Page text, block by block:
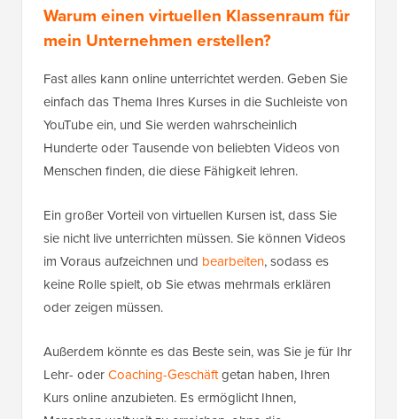
Warum einen virtuellen Klassenraum für
mein Unternehmen erstellen?
Fast alles kann online unterrichtet werden. Geben Sie
einfach das Thema Ihres Kurses in die Suchleiste von
YouTube ein, und Sie werden wahrscheinlich
Hunderte oder Tausende von beliebten Videos von
Menschen finden, die diese Fähigkeit lehren.
Ein großer Vorteil von virtuellen Kursen ist, dass Sie
sie nicht live unterrichten müssen. Sie können Videos
im Voraus aufzeichnen und bearbeiten, sodass es
keine Rolle spielt, ob Sie etwas mehrmals erklären
oder zeigen müssen.
Außerdem könnte es das Beste sein, was Sie je für Ihr
Lehr- oderCoaching-Geschäftgetan haben, Ihren
Kurs online anzubieten. Es ermöglicht Ihnen,